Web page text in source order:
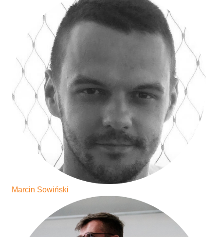
Marcin Sowiński